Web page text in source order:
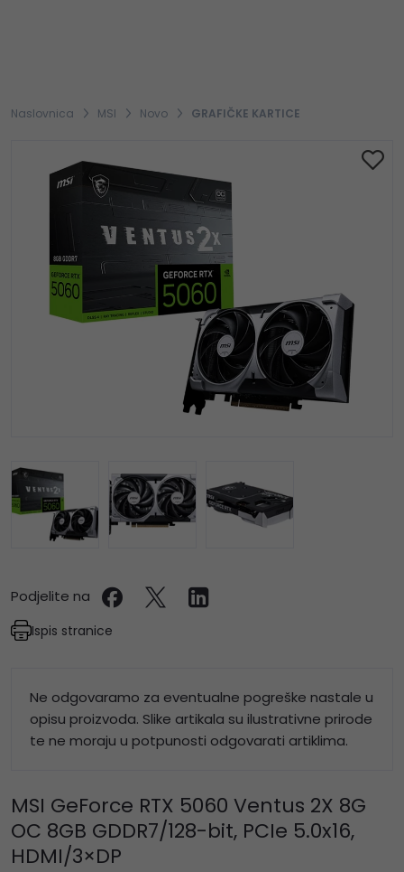
Naslovnica MSI Novo GRAFIČKE KARTICE
Podjelite na
Ispis stranice
Ne odgovaramo za eventualne pogreške nastale u
opisu proizvoda. Slike artikala su ilustrativne prirode
te ne moraju u potpunosti odgovarati artiklima.
MSI GeForce RTX 5060 Ventus 2X 8G
OC 8GB GDDR7/128-bit, PCIe 5.0x16,
HDMI/3×DP